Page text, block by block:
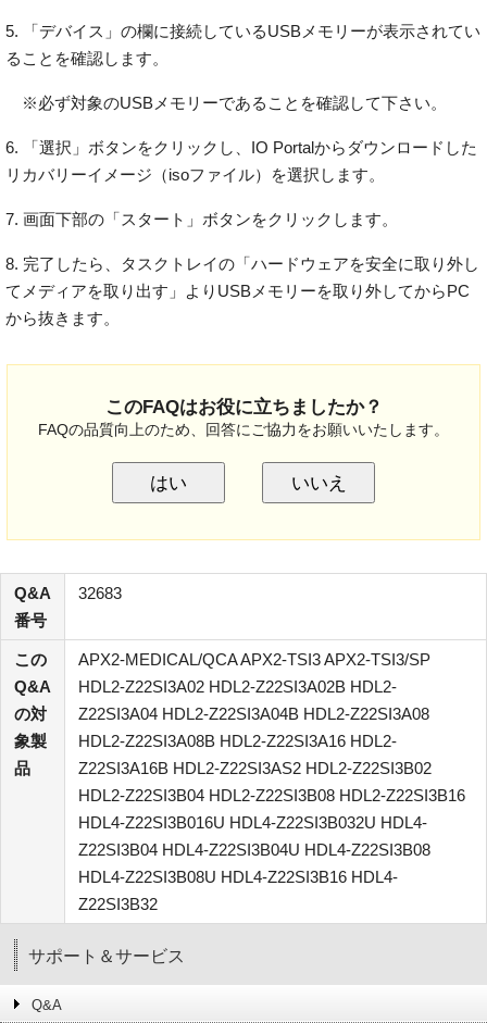
5. 「デバイス」の欄に接続しているUSBメモリーが表示されてい
ることを確認します。
※必ず対象のUSBメモリーであることを確認して下さい。
6. 「選択」ボタンをクリックし、IO Portalからダウンロードした
リカバリーイメージ（isoファイル）を選択します。
7. 画面下部の「スタート」ボタンをクリックします。
8. 完了したら、タスクトレイの「ハードウェアを安全に取り外し
てメディアを取り出す」よりUSBメモリーを取り外してからPC
から抜きます。
このFAQはお役に立ちましたか？
FAQの品質向上のため、回答にご協力をお願いいたします。
はい いいえ
Q&A
番号
32683
この
Q&A
の対
象製
品
APX2-MEDICAL/QCA APX2-TSI3 APX2-TSI3/SP
HDL2-Z22SI3A02 HDL2-Z22SI3A02B HDL2-
Z22SI3A04 HDL2-Z22SI3A04B HDL2-Z22SI3A08
HDL2-Z22SI3A08B HDL2-Z22SI3A16 HDL2-
Z22SI3A16B HDL2-Z22SI3AS2 HDL2-Z22SI3B02
HDL2-Z22SI3B04 HDL2-Z22SI3B08 HDL2-Z22SI3B16
HDL4-Z22SI3B016U HDL4-Z22SI3B032U HDL4-
Z22SI3B04 HDL4-Z22SI3B04U HDL4-Z22SI3B08
HDL4-Z22SI3B08U HDL4-Z22SI3B16 HDL4-
Z22SI3B32
サポート＆サービス
Q&A